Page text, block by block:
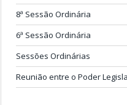
8ª Sessão Ordinária
6ª Sessão Ordinária
Sessões Ordinárias
Reunião entre o Poder